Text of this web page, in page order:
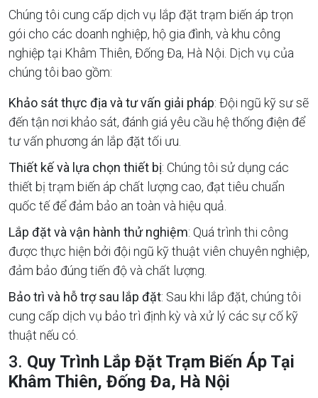
Chúng tôi cung cấp dịch vụ lắp đặt trạm biến áp trọn
gói cho các doanh nghiệp, hộ gia đình, và khu công
nghiệp tại Khâm Thiên, Đống Đa, Hà Nội. Dịch vụ của
chúng tôi bao gồm:
Khảo sát thực địa và tư vấn giải pháp: Đội ngũ kỹ sư sẽ
đến tận nơi khảo sát, đánh giá yêu cầu hệ thống điện để
tư vấn phương án lắp đặt tối ưu.
Thiết kế và lựa chọn thiết bị: Chúng tôi sử dụng các
thiết bị trạm biến áp chất lượng cao, đạt tiêu chuẩn
quốc tế để đảm bảo an toàn và hiệu quả.
Lắp đặt và vận hành thử nghiệm: Quá trình thi công
được thực hiện bởi đội ngũ kỹ thuật viên chuyên nghiệp,
đảm bảo đúng tiến độ và chất lượng.
Bảo trì và hỗ trợ sau lắp đặt: Sau khi lắp đặt, chúng tôi
cung cấp dịch vụ bảo trì định kỳ và xử lý các sự cố kỹ
thuật nếu có.
3. Quy Trình Lắp Đặt Trạm Biến Áp Tại
Khâm Thiên, Đống Đa, Hà Nội